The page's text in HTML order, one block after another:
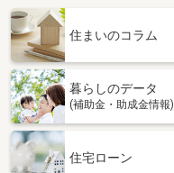
住まいのコラム
暮らしのデータ
(補助金・助成金情報)
住宅ローン